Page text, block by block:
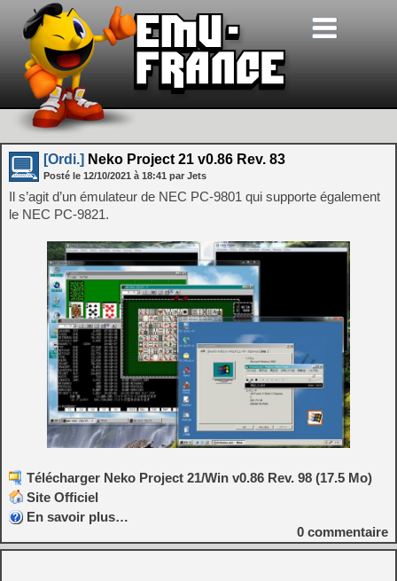
[Ordi.] Neko Project 21 v0.86 Rev. 83
Posté le 12/10/2021 à 18:41 par Jets
Il s’agit d’un émulateur de NEC PC-9801 qui supporte également
le NEC PC-9821.
Télécharger Neko Project 21/Win v0.86 Rev. 98 (17.5 Mo)
Site Officiel
En savoir plus…
0 commentaire